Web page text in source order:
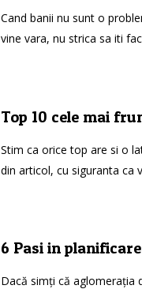
Cand banii nu sunt o
vine vara, nu strica sa iti
Top 10 cele mai
Stim ca orice top are si o
din articol, cu siguranta ca
6 Pasi in
Dacă simți că aglomerația